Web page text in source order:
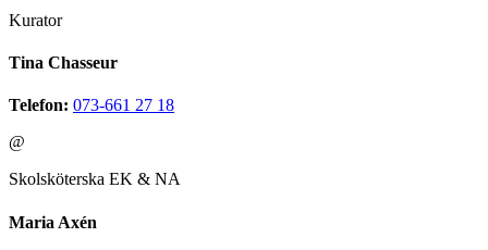
Kurator
Tina Chasseur
Telefon: 073-661 27 18
@
Skolsköterska EK & NA
Maria Axén